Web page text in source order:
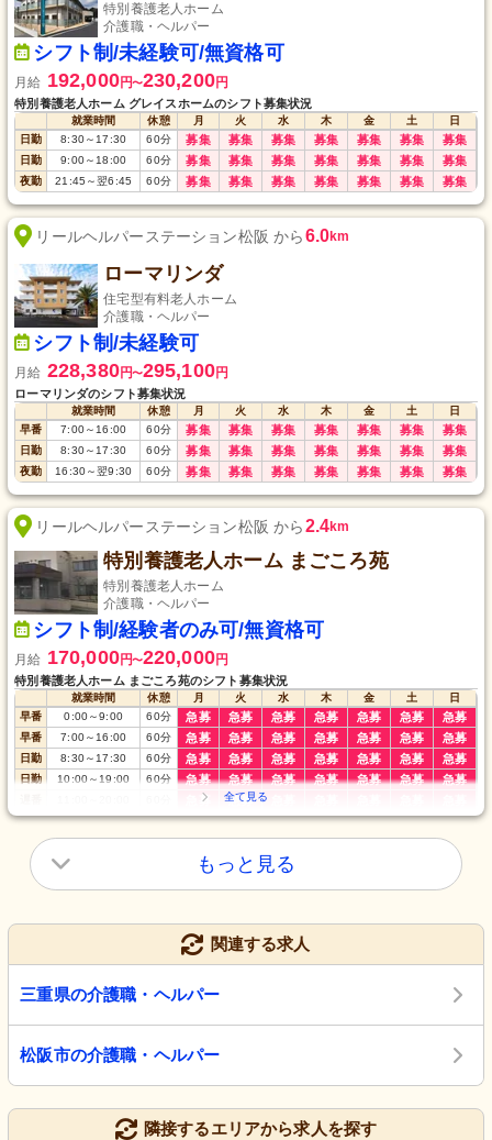
特別養護老人ホーム
介護職・ヘルパー
シフト制/未経験可/無資格可
月給 192,000円〜230,200円
特別養護老人ホーム グレイスホームのシフト募集状況
就業時間 休憩 月 火 水 木 金 土
日
日勤
8:30～17:30 60分 募集 募集 募集 募集 募集 募集 募集
日勤 9:00～18:00 60分 募集 募集 募集 募集 募集 募集 募集
夜勤 21:45 ～翌6:45 60分 募集 募集 募集 募集 募集 募集 募集
リールヘルパーステーション松阪 から6.0km
ローマリンダ
住宅型有料老人ホーム
介護職・ヘルパー
シフト制/未経験可
月給 228,380円〜295,100円
ローマリンダのシフト募集状況
就業時間 休憩 月 火 水 木 金 土
日
早番
7:00～16:00 60分 募集 募集 募集 募集 募集 募集 募集
日勤 8:30～17:30 60分 募集 募集 募集 募集 募集 募集 募集
夜勤 16:30～翌9:30 60分 募集 募集 募集 募集 募集 募集 募集
リールヘルパーステーション松阪 から2.4km
特別養護老人ホーム まごころ苑
特別養護老人ホーム
介護職・ヘルパー
シフト制/経験者のみ可/無資格可
月給 170,000円〜220,000円
特別養護老人ホーム まごころ苑のシフト募集状況
就業時間 休憩 月 火 水 木 金 土
日
早番
0:00～9:00 60分 急募 急募 急募 急募 急募 急募 急募
早番 7:00～16:00 60分 急募 急募 急募 急募 急募 急募 急募
日勤 8:30～17:30 60分 急募 急募 急募 急募 急募 急募 急募
日勤 10:00～ 19:00 60分 急募 急募 急募 急募 急募 急募 急募
急募 急募
夜勤 16:30～翌9:30 60分 急募 急募 急募 急募 急募 急募 急募
もっと見る
関連する求人
三重県の介護職・ヘルパー
松阪市の介護職・ヘルパー
隣接するエリアから求人を探す